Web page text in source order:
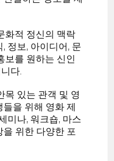
화적 정신의 맥락
정보, 아이디어, 문
보를 원하는 신인
다.
목 있는 관객 및 영
을 위해 영화 제
미나, 워크숍, 마스
위한 다양한 포